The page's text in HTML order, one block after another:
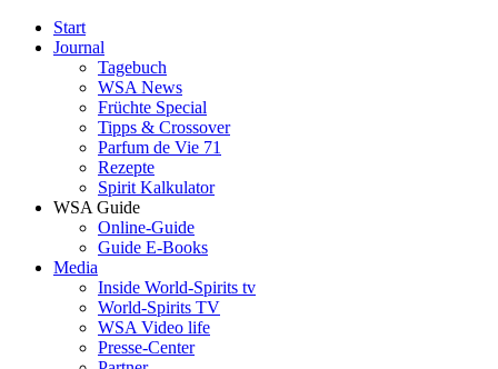
Start
Journal
Tagebuch
WSA News
Früchte Special
Tipps & Crossover
Parfum de Vie 71
Rezepte
Spirit Kalkulator
WSA Guide
Online-Guide
Guide E-Books
Media
Inside World-Spirits tv
World-Spirits TV
WSA Video life
Presse-Center